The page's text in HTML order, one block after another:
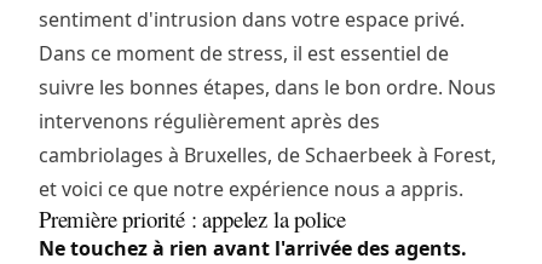
sentiment d'intrusion dans votre espace privé.
Dans ce moment de stress, il est essentiel de
suivre les bonnes étapes, dans le bon ordre. Nous
intervenons régulièrement après des
cambriolages à Bruxelles, de Schaerbeek à Forest,
et voici ce que notre expérience nous a appris.
Première priorité : appelez la police
Ne touchez à rien avant l'arrivée des agents.